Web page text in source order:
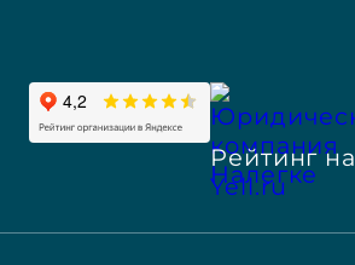
Рейтинг на
Yell.ru